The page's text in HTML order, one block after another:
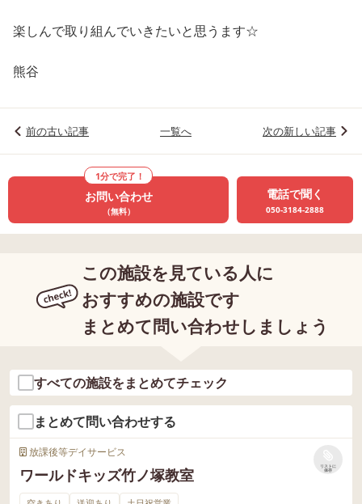
楽しんで取り組んでいきたいと思うます☆
熊谷
前の古い記事 一覧へ 次の新しい記事
1分で完了！
お問い合わせ
（無料）
電話で聞く
050-3184-2888
この施設を見ている人に
おすすめの施設です
まとめて問い合わせしましょう
すべての施設をまとめてチェック
まとめて問い合わせする
放課後等デイサービス
ワールドキッズ竹ノ塚教室
リストに
保存